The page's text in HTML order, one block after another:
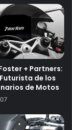
+ Partners:
de los
de Motos